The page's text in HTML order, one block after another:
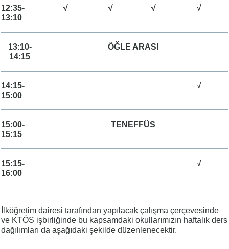
12:35-
13:10
√ √ √ √
13:10-
14:15
ÖĞLE ARASI
14:15-
15:00
√
15:00-
15:15
TENEFFÜS
15:15-
16:00
√
İlköğretim dairesi tarafından yapılacak çalışma çerçevesinde
ve KTÖS işbirliğinde bu kapsamdaki okullarımızın haftalık ders
dağılımları da aşağıdaki şekilde düzenlenecektir.